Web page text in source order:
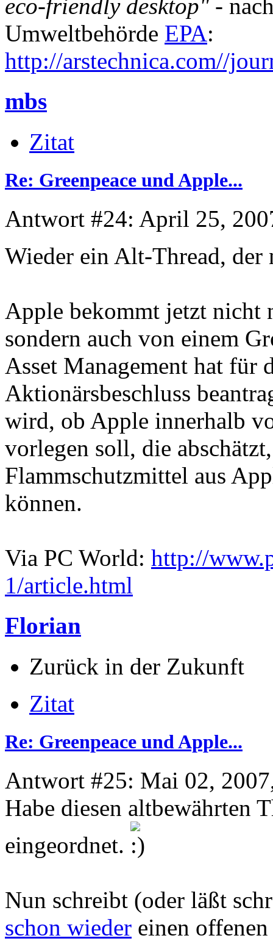
eco-friendly desktop"-
Umweltbehörde EPA:
http://arstechnica.com//
mbs
Zitat
Re: Greenpeace und Apple...
Antwort #24: April 25,
Wieder ein Alt-Thread,
Apple bekommt jetzt nicht
sondern auch von einem
Asset Management hat für
Aktionärsbeschluss
wird, ob Apple innerhalb
vorlegen soll, die
Flammschutzmittel aus
können.
Via PC World: http://
1/article.html
Florian
Zurück in der Zukunft
Zitat
Re: Greenpeace und Apple...
Antwort #25: Mai 02,
Habe diesen altbewährten
eingeordnet.
Nun schreibt (oder läßt
schon wieder einen